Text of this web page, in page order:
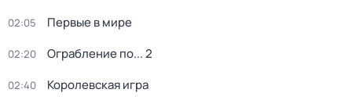
02:05 Первые в мире
02:20 Ограбление по... 2
02:40 Королевская игра